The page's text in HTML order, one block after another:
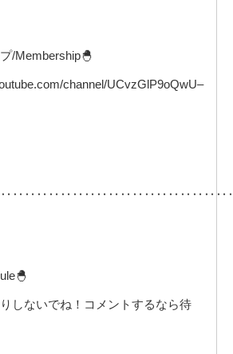
/Membership🐣
channel/UCvzGlP9oQwU–
しないでね！コメントするなら待